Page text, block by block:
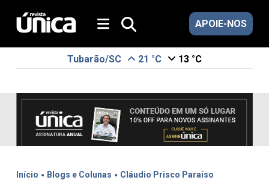
APOIE-NOS
Tubarão/SC 21 °C 13 °C
Início . Blogs e Colunas . Cláudio Prisco Paraíso